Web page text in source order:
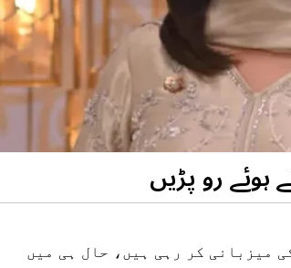
ہوئے رو پڑیں
میزبانی کر رہی ہیں، حال ہی میں